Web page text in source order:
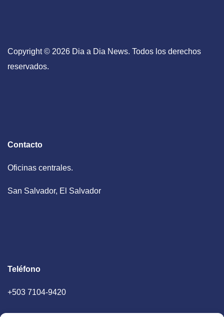
Copyright © 2026 Dia a Dia News. Todos los derechos
reservados.
Contacto
Oficinas centrales.
San Salvador, El Salvador
Teléfono
+503 7104-9420